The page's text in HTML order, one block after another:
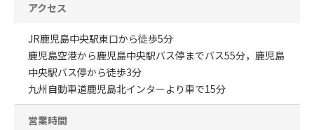
アクセス
JR鹿児島中央駅東口から徒歩5分
鹿児島空港から鹿児島中央駅バス停までバス55分，鹿児島
中央駅バス停から徒歩3分
九州自動車道鹿児島北インターより車で15分
営業時間